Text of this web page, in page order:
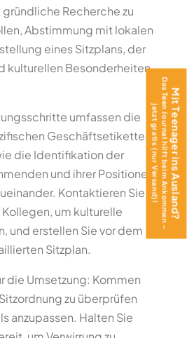
Recherche zu
Abstimmung mit lokalen
eines Sitzplans, der
kulturellen Besonderheiten
umfassen die
Geschäftsetikette
die Identifikation der
und ihrer Positionen
Kontaktieren Sie
um kulturelle
und erstellen Sie vor dem
Sitzplan.
die Umsetzung: Kommen
zu überprüfen
anzupassen. Halten Sie
Mit Teenager ins Ausland?
Das Teen Journal hilft beim Ankommen –
jetzt gratis (nur Versand)!